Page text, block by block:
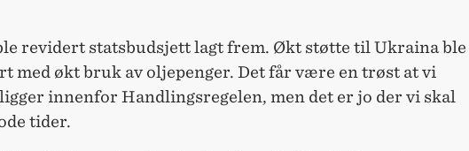
revidert statsbudsjett lagt frem. Økt støtte til Ukraina ble
med økt bruk av oljepenger. Det får være en trøst at vi
innenfor Handlingsregelen, men det er jo der vi skal
tider.